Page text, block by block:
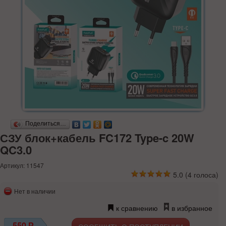
Поделиться…
СЗУ блок+кабель FC172 Type-c 20W
QC3.0
Артикул: 11547
5.0 (4 голоса)
Нет в наличии
к сравнению в избранное